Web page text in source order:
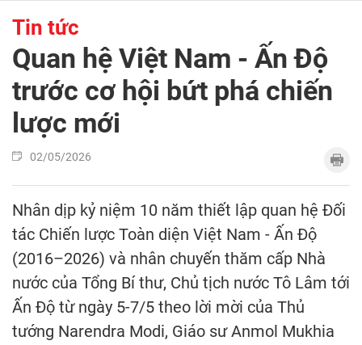
Tin tức
Quan hệ Việt Nam - Ấn Độ
trước cơ hội bứt phá chiến
lược mới
02/05/2026
Nhân dịp kỷ niệm 10 năm thiết lập quan hệ Đối
tác Chiến lược Toàn diện Việt Nam - Ấn Độ
(2016–2026) và nhân chuyến thăm cấp Nhà
nước của Tổng Bí thư, Chủ tịch nước Tô Lâm tới
Ấn Độ từ ngày 5-7/5 theo lời mời của Thủ
tướng Narendra Modi, Giáo sư Anmol Mukhia